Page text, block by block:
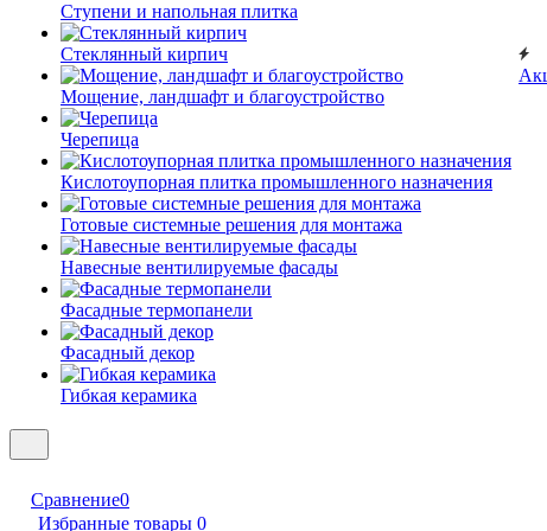
Ступени и напольная плитка
Cтеклянный кирпич
Мощение, ландшафт и благоустройство
Черепица
Кислотоупорная плитка промышленного назначения
Готовые системные решения для монтажа
Навесные вентилируемые фасады
Фасадные термопанели
Фасадный декор
Гибкая керамика
Сравнение0
Избранные товары 0